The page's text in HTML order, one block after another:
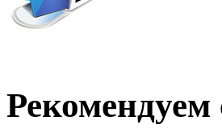
Рекомендуем